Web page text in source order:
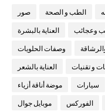
صور الطب و الصحة
العناية بالبشرة وعجائب
وصفات الحلويات
العناية بالشعر و تقنيات
موضة أناقة أزياء سيارات
موبايل جوال الفوركس